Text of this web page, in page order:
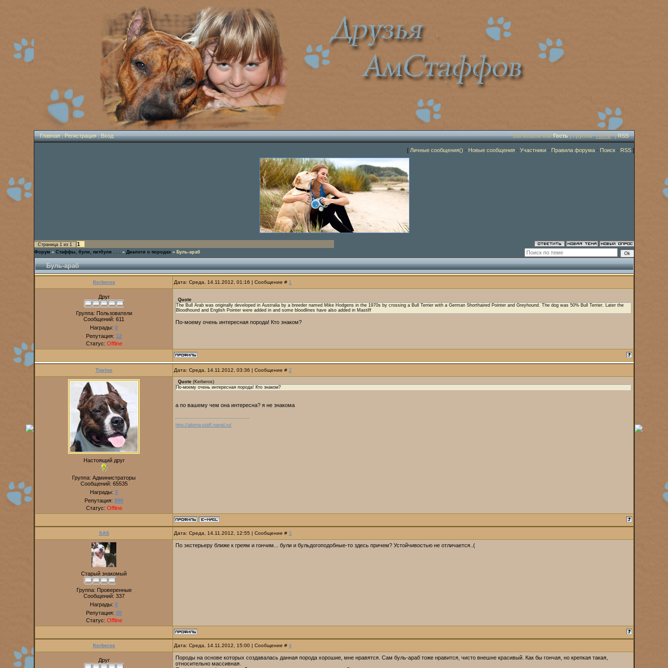
Главная|Регистрация|Вход Вы вошли какГость| Группа "Гости" |RSS
[ Личные сообщения() · Новые сообщения · Участники · Правила форума · Поиск · RSS ]
Страница 1 из 1 1
Форум » Стаффы, були, питбули . . . » Диалоги о породах » Буль-араб
Буль-араб
Kerberos Дата: Среда, 14.11.2012, 01:16 | Сообщение # 1
Друг
Группа: Пользователи
Сообщений: 611
Награды: 0
Репутация: 12
Статус: Offline
Quote
The Bull Arab was originally developed in Australia by a breeder named Mike Hodgens in the 1970s by crossing a Bull Terrier with a German Shorthaired Pointer and Greyhound. The dog was 50% Bull Terrier. Later the
Bloodhound and English Pointer were added in and some bloodlines have also added in Mastiff
По-моему очень интересная порода! Кто знаком?
Tigrino Дата: Среда, 14.11.2012, 03:36 | Сообщение # 2
Настоящий друг
Группа: Администраторы
Сообщений: 65535
Награды: 3
Репутация: 890
Статус: Offline
Quote (Kerberos)
По-моему очень интересная порода! Кто знаком?
а по вашему чем она интересна? я не знакома
http://alterra-staff.narod.ru/
SAS Дата: Среда, 14.11.2012, 12:55 | Сообщение # 3
Старый знакомый
Группа: Проверенные
Сообщений: 337
Награды: 0
Репутация: 20
Статус: Offline
По экстерьеру ближе к греям и гончим... були и бульдогоподобные-то здесь причем? Устойчивостью не отличается..(
Kerberos Дата: Среда, 14.11.2012, 15:00 | Сообщение # 4
Друг
Породы на основе которых создавалась данная порода хорошие, мне нравятся. Сам буль-араб тоже нравится, чисто внешне красивый. Как бы гончая, но крепкая такая,
относительно массивная.